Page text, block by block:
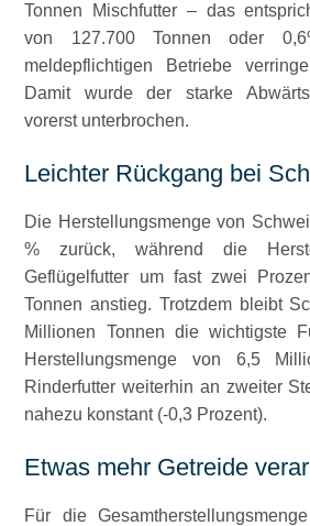
Tonnen Mischfutter – das
von 127.700 Tonnen oder
meldepflichtigen Betriebe
Damit wurde der starke
vorerst unterbrochen.
Leichter Rückgang bei
Die Herstellungsmenge von
% zurück, während die
Geflügelfutter um fast zwei
Tonnen anstieg. Trotzdem bleibt
Millionen Tonnen die wichtigste
Herstellungsmenge von 6,5
Rinderfutter weiterhin an zweiter
nahezu konstant (-0,3 Prozent).
Etwas mehr Getreide
Für die